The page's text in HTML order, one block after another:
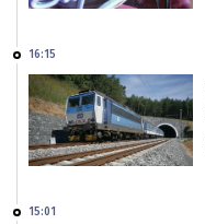
16:15
15:01